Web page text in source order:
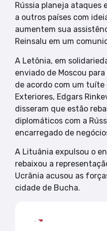
Rússia planeja ataques
a outros países com
aumentem sua
Reinsalu em um
A Letônia, em
enviado de Moscou
de acordo com um tuíte
Exteriores, Edgars
disseram que estão
diplomáticos com a
encarregado de
A Lituânia expulsou o
rebaixou a
Ucrânia acusou as
cidade de Bucha.